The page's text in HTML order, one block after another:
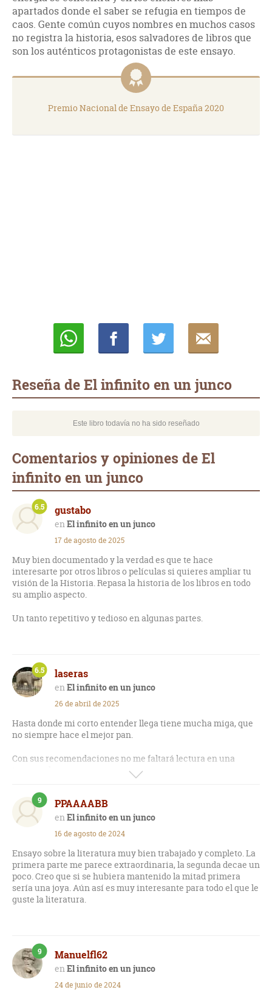
apartados donde el saber se refugia en tiempos de
caos. Gente común cuyos nombres en muchos casos
no registra la historia, esos salvadores de libros que
son los auténticos protagonistas de este ensayo.
Premio Nacional de Ensayo de España 2020
Reseña de El infinito en un junco
Este libro todavía no ha sido reseñado
Comentarios y opiniones de El
infinito en un junco
gustabo
El infinito en un junco
6.5
17 de agosto de 2025
Muy bien documentado y la verdad es que te hace
interesarte por otros libros o películas si quieres ampliar tu
visión de la Historia. Repasa la historia de los libros en todo
su amplio aspecto.
Un tanto repetitivo y tedioso en algunas partes.
laseras
El infinito en un junco
6.5
26 de abril de 2025
Hasta donde mi corto entender llega tiene mucha miga, que
no siempre hace el mejor pan.
Con sus recomendaciones no me faltará lectura en una
A propósito de miga, pag. 158: a los campesinos nos sería
imposible separar el grano de la paja con un CEDAZO,
utilizaríamos una criba o un harnero; con el cedazo
separamos la harina del salvado o el suero de la cuajada.
PPAAAABB
El infinito en un junco
9
16 de agosto de 2024
Ensayo sobre la literatura muy bien trabajado y completo. La
primera parte me parece extraordinaria, la segunda decae un
poco. Creo que si se hubiera mantenido la mitad primera
sería una joya. Aún así es muy interesante para todo el que le
guste la literatura.
Manuelfl62
El infinito en un junco
9
24 de junio de 2024